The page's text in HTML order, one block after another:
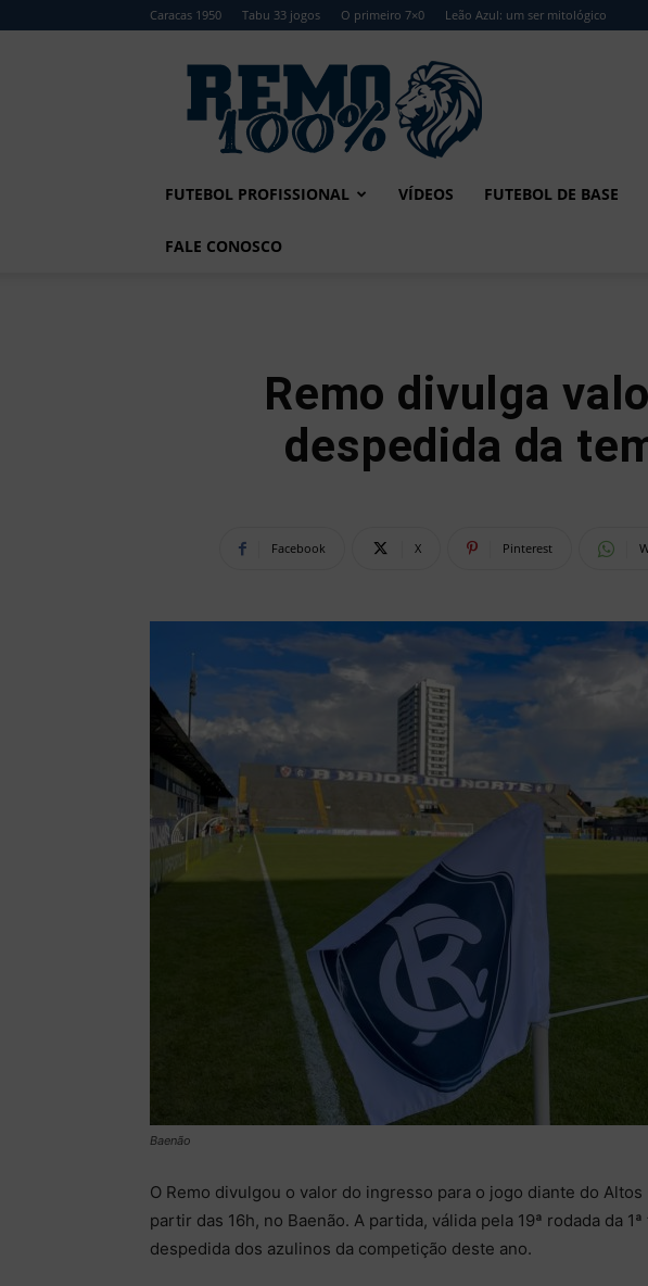
Caracas 1950 Tabu 33 jogos O primeiro 7×0 Leão Azul: um ser mitológico
Remo
FUTEBOL PROFISSIONAL VÍDEOS FUTEBOL DE BASE
FALE CONOSCO
Remo divulga
despedida da
Facebook X Pinterest
Baenão
O Remo divulgou o valor do ingresso para o jogo diante do Altos
partir das 16h, no Baenão. A partida, válida pela 19ª rodada da
despedida dos azulinos da competição deste ano.